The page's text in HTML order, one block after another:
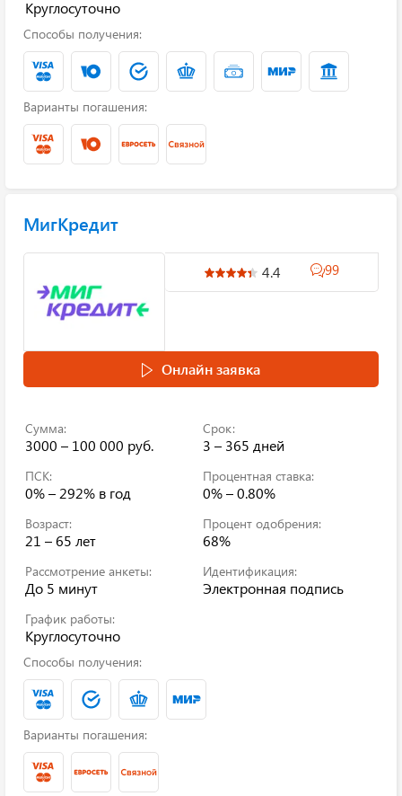
Круглосуточно
Способы получения:
Варианты погашения:
МигКредит
4.4 99
Онлайн заявка
Сумма:
3000 – 100 000 руб.
Срок:
3 – 365 дней
ПСК:
0% – 292% в год
Процентная ставка:
0% – 0.80%
Возраст:
21 – 65 лет
Процент одобрения:
68%
Рассмотрение анкеты:
До 5 минут
Идентификация:
Электронная подпись
График работы:
Круглосуточно
Способы получения:
Варианты погашения: